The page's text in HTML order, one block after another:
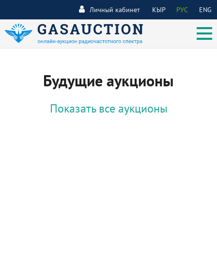
КЫР РУС ENG
Личный кабинет
Будущие аукционы
Показать все аукционы